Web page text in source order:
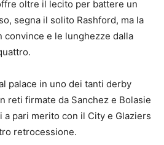
oltre il lecito per battere un
segna il solito Rashford, ma la
convince e le lunghezze dalla
palace in uno dei tanti derby
reti firmate da Sanchez e Bolasie
a pari merito con il City e Glaziers
retrocessione.